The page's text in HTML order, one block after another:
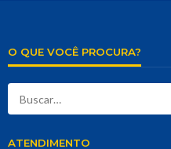
O QUE VOCÊ PROCURA?
ATENDIMENTO